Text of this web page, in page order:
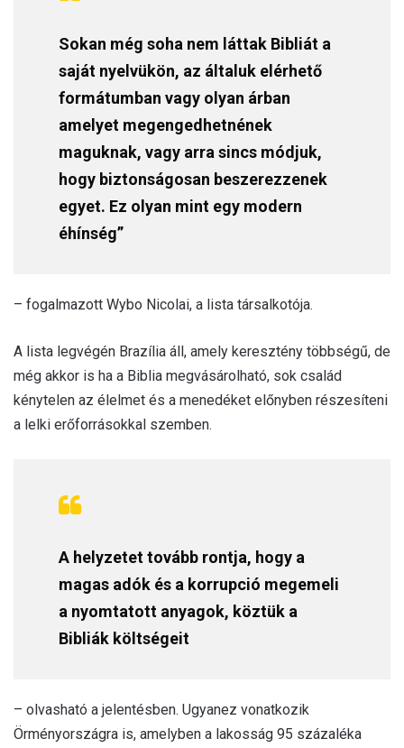
Sokan még soha nem láttak Bibliát a
saját nyelvükön, az általuk elérhető
formátumban vagy olyan árban
amelyet megengedhetnének
maguknak, vagy arra sincs módjuk,
hogy biztonságosan beszerezzenek
egyet. Ez olyan mint egy modern
éhínség”
– fogalmazott Wybo Nicolai, a lista társalkotója.
A lista legvégén Brazília áll, amely keresztény többségű, de
még akkor is ha a Biblia megvásárolható, sok család
kénytelen az élelmet és a menedéket előnyben részesíteni
a lelki erőforrásokkal szemben.
A helyzetet tovább rontja, hogy a
magas adók és a korrupció megemeli
a nyomtatott anyagok, köztük a
Bibliák költségeit
– olvasható a jelentésben. Ugyanez vonatkozik
Örményországra is, amelyben a lakosság 95 százaléka